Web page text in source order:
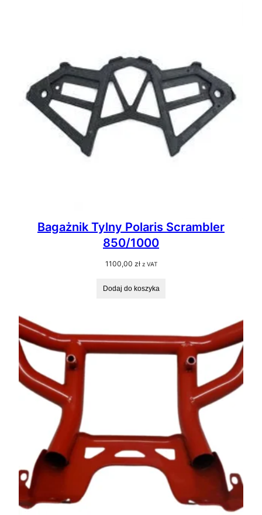
Bagażnik Tylny Polaris Scrambler
850/1000
1100,00 zł z VAT
Dodaj do koszyka